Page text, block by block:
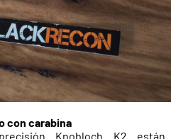
con carabina
Knobloch K2 están